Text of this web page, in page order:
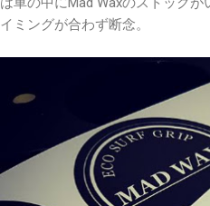
ミングが合わず断念。